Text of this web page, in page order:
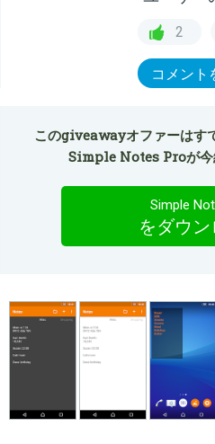
2
コメント
このgiveawayオファーはす
Simple Notes Proが今
Simple
をダウン